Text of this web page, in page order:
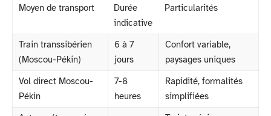
Moyen de transport
Durée
indicative
Particularités
Train transsibérien
(Moscou-Pékin)
6 à 7
jours
Confort variable,
paysages uniques
Vol direct Moscou-
Pékin
7-8
heures
Rapidité, formalités
simplifiées